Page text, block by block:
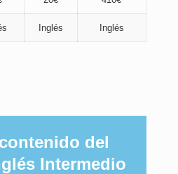
Inglés Inglés
del
Intermedio